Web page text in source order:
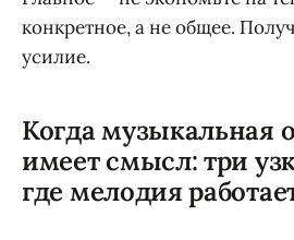
конкретное, а не общее.
усилие.
Когда музыкальная
имеет смысл: три
где мелодия